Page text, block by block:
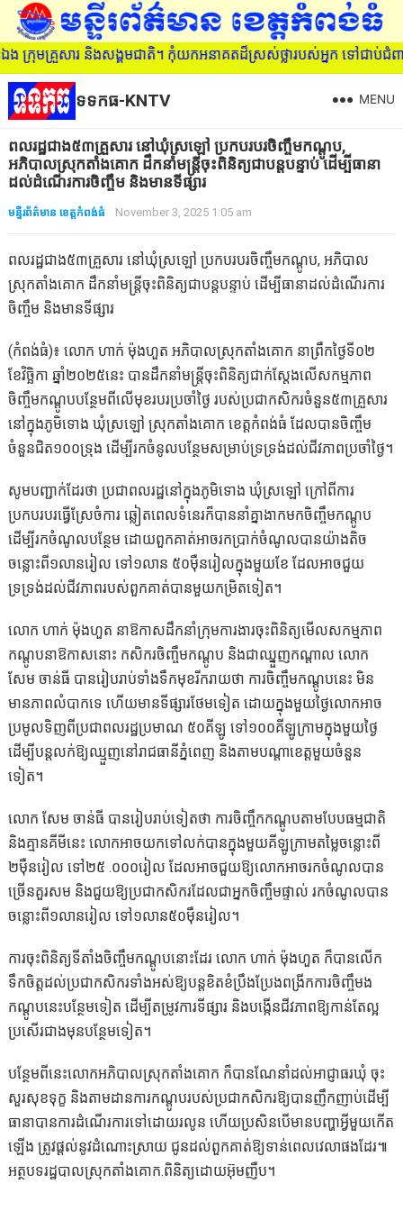
គ្រួសារ និងសង្គមជាតិ។ កុំយកអនាគតដ៏ស្រស់ថ្លារបស់អ្នក ទៅជាប់
ទទកធ-KNTV MENU
ពលរដ្ឋជាង៥៣គ្រួសារ នៅឃុំស្រឡៅ ប្រកបរបរចិញ្ចឹមកណ្តូប,
អភិបាលស្រុកតាំងគោក ដឹកនាំមន្ត្រីចុះពិនិត្យជាបន្តបន្ទាប់ ដើម្បីធានា
ដល់ដំណើរការចិញ្ចឹម និងមានទីផ្សារ
មន្ទីរព័ត៌មាន ខេត្តកំពង់ធំ November 3, 2025 1:05 am
ពលរដ្ឋជាង៥៣គ្រួសារ នៅឃុំស្រឡៅ ប្រកបរបរចិញ្ចឹមកណ្តូប, អភិបាល
ស្រុកតាំងគោក ដឹកនាំមន្ត្រីចុះពិនិត្យជាបន្តបន្ទាប់ ដើម្បីធានាដល់ដំណើរការ
ចិញ្ចឹម និងមានទីផ្សារ
(កំពង់ធំ)៖ លោក ហាក់ ម៉ុងហួត អភិបាលស្រុកតាំងគោក នាព្រឹកថ្ងៃទី០២
ខែវិច្ឆិកា ឆ្នាំ២០២៥នេះ បានដឹកនាំមន្ត្រីចុះពិនិត្យជាក់ស្តែងលើសកម្មភាព
ចិញ្ចឹមកណ្តូបបន្ថែមពីលើមុខរបរប្រចាំថ្ងៃ របស់ប្រជាកសិករចំនួន៥៣គ្រួសារ
នៅក្នុងភូមិទោង ឃុំស្រឡៅ ស្រុកតាំងគោក ខេត្តកំពង់ធំ ដែលបានចិញ្ចឹម
ចំនួនជិត១០០ទ្រុង ដើម្បីរកចំនូលបន្ថែមសម្រាប់ទ្រទ្រង់ដល់ជីវភាពប្រចាំថ្ងៃ។
សូមបញ្ជាក់ដែរថា ប្រជាពលរដ្ឋនៅក្នុងភូមិទោង ឃុំស្រឡៅ ក្រៅពីការ
ប្រកបរបរធ្វើស្រែចំការ ឆ្លៀតពេលទំនេរក៏បាននាំគ្នាងាកមកចិញ្ចឹមកណ្តូប
ដើម្បីរកចំណូលបន្ថែម ដោយពួកគាត់អាចរកប្រាក់ចំណូលបានយ៉ាងតិច
ចន្លោះពី១លានរៀល ទៅ១លាន ៥០ម៉ឺនរៀលក្នុងមួយខែ ដែលអាចជួយ
ទ្រទ្រង់ដល់ជីវភាពរបស់ពួកគាត់បានមួយកម្រិតទៀត។
លោក ហាក់ ម៉ុងហួត នាឱកាសដឹកនាំក្រុមការងារចុះពិនិត្យមើលសកម្មភាព
កណ្តូបនាឱកាសនោះ កសិករចិញ្ចឹមកណ្តូប និងជាឈ្នួញកណ្តាល លោក
សែម ចាន់ធី បានរៀបរាប់ទាំងទឹកមុខរីករាយថា ការចិញ្ចឹមកណ្តូបនេះ មិន
មានភាពលំបាកទេ ហើយមានទីផ្សារថែមទៀត ដោយក្នុងមួយថ្ងៃលោកអាច
ប្រមូលទិញពីប្រជាពលរដ្ឋប្រមាណ ៥០គីឡូ ទៅ១០០គីឡូក្រាមក្នុងមួយថ្ងៃ
ដើម្បីបន្តលក់ឱ្យឈ្មួញនៅរាជធានីភ្នំពេញ និងតាមបណ្តាខេត្តមួយចំនួន
ទៀត។
លោក សែម ចាន់ធី បានរៀបរាប់ទៀតថា ការចិញ្ចឹកកណ្តូបតាមបែបធម្មជាតិ
និងគ្មានគីមីនេះ លោកអាចយកទៅលក់បានក្នុងមួយគីឡូក្រាមតម្លៃចន្លោះពី
២ម៉ឺនរៀល ទៅ២៥ .០០០រៀល ដែលអាចជួយឱ្យលោកអាចរកចំណូលបាន
ច្រើនគួរសម និងជួយឱ្យប្រជាកសិករដែលជាអ្នកចិញ្ចឹមផ្ទាល់ រកចំណូលបាន
ចន្លោះពី១លានរៀល ទៅ១លាន៥០ម៉ឺនរៀល។
ការចុះពិនិត្យទីតាំងចិញ្ចឹមកណ្តូបនោះដែរ លោក ហាក់ ម៉ុងហួត ក៏បានលើក
ទឹកចិត្តដល់ប្រជាកសិករទាំងអស់ឱ្យបន្តខិតខំប្រឹងប្រែងពង្រីកការចិញ្ចឹមង
កណ្តូបនេះបន្ថែមទៀត ដើម្បីតម្រូវការទីផ្សារ និងបង្កើនជីវភាពឱ្យកាន់តែល្អ
ប្រសើរជាងមុនបន្ថែមទៀត។
បន្ថែមពីនេះលោកអភិបាលស្រុកតាំងគោក ក៏បានណែនាំដល់អាជ្ញាធរឃុំ ចុះ
សួរសុខទុក្ខ និងតាមដានការកណ្តូបរបស់ប្រជាកសិករឱ្យបានញឹកញាប់ដើម្បី
ធានាបានការដំណើរការទៅដោយរលូន ហើយប្រសិនបើមានបញ្ហាអ្វីមួយកើត
ឡើង ត្រូវផ្ដល់នូវដំណោះស្រាយ ជូនដល់ពួកគាត់ឱ្យទាន់ពេលវេលាផងដែរ៕
អត្ថបទរដ្ឋបាលស្រុកតាំងគោក.ពិនិត្យដោយអ៊ុមញឺប។